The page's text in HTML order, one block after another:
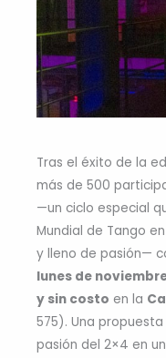
Tras el éxito de la
más de 500
—un ciclo especial
Mundial de Tango
y lleno de pasión—
lunes de
y sin costo en la
575). Una
pasión del 2×4 en